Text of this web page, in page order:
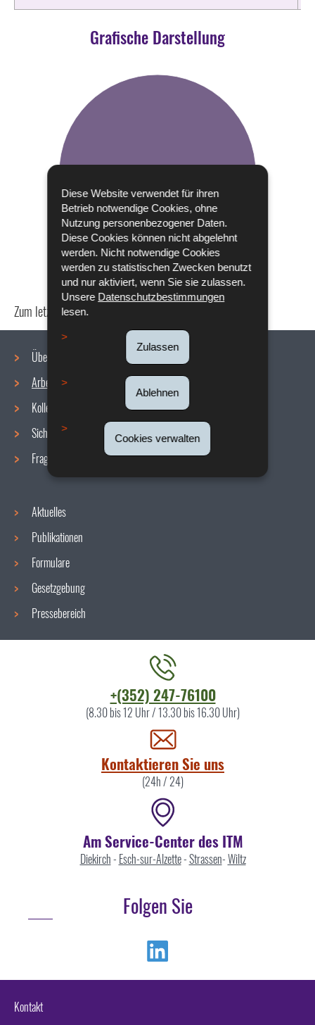
Diese Website verwendet für ihren
Betrieb notwendige Cookies, ohne
Nutzung personenbezogener Daten.
Diese Cookies können nicht abgelehnt
werden. Nicht notwendige Cookies
werden zu statistischen Zwecken benutzt
und nur aktiviert, wenn Sie sie zulassen.
Unsere Datenschutzbestimmungen
lesen.
Zulassen
Ablehnen
Cookies verwalten
Grafische Darstellung
Zum letzten Mal aktualisiert am
Navigationsmenü
Über uns
Arbeitsbedingungen
Kollektive Vereinbarungen
Sicherheit/Gesundheit am Arbeitsplatz
Fragen / Antworten
Aktuelles
Publikationen
Formulare
Gesetzgebung
Pressebereich
+(352) 247-76100
(8.30 bis 12 Uhr / 13.30 bis 16.30 Uhr)
Kontaktieren Sie uns
(24h / 24)
Am Service-Center des ITM
Diekirch- Esch-sur-Alzette-Strassen-Wiltz
Folgen Sie
Kontakt